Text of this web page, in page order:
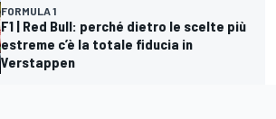
FORMULA 1
F1 | Red Bull: perché dietro le scelte più
estreme c’è la totale fiducia in
Verstappen